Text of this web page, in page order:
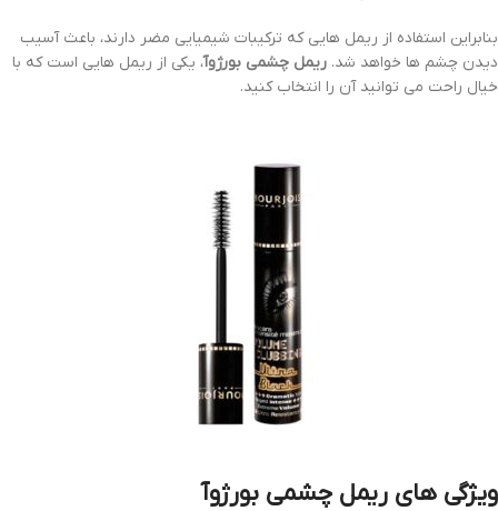
بنابراین استفاده از ریمل هایی که ترکیبات شیمیایی مضر دارند، باعث آسیب
دیدن چشم ها خواهد شد. ریمل چشمی بورژوآ، یکی از ریمل هایی است که با
خیال راحت می توانید آن را انتخاب کنید.
ویژگی های ریمل چشمی بورژوآ